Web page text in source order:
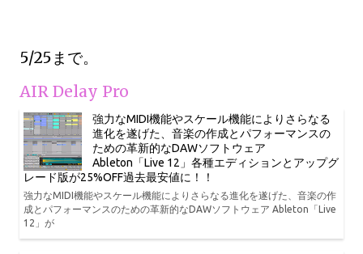
5/25まで。
AIR Delay Pro
強力なMIDI機能やスケール機能によりさらなる
進化を遂げた、音楽の作成とパフォーマンスの
ための革新的なDAWソフトウェア
Ableton「Live 12」各種エディションとアップグ
レード版が25%OFF過去最安値に！！
強力なMIDI機能やスケール機能によりさらなる進化を遂げた、音楽の作
成とパフォーマンスのための革新的なDAWソフトウェア Ableton「Live
12」が